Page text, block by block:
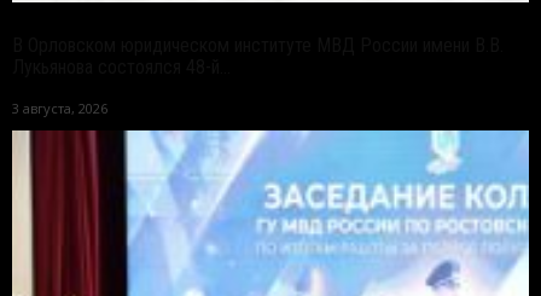
3 августа, 2026